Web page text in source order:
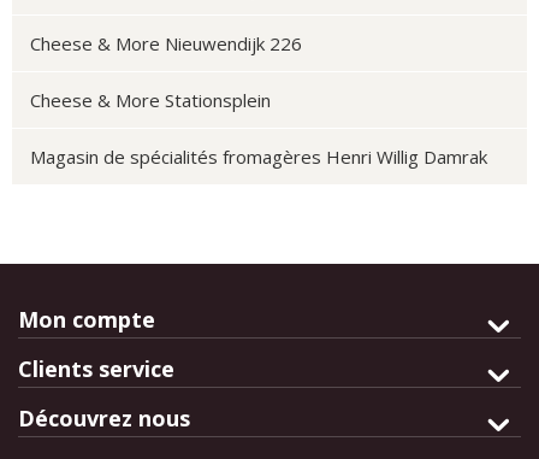
Cheese & More Nieuwendijk 226
Cheese & More Stationsplein
Magasin de spécialités fromagères Henri Willig Damrak
Mon compte
Clients service
Découvrez nous